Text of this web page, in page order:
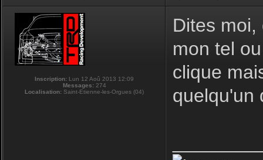
Inscription: Lun 12 Aoû 2013 12:09
Messages:274
Localisation: Saint-Etienne-les-Orgues (04)
Dites
mon tel
clique
quelqu'un